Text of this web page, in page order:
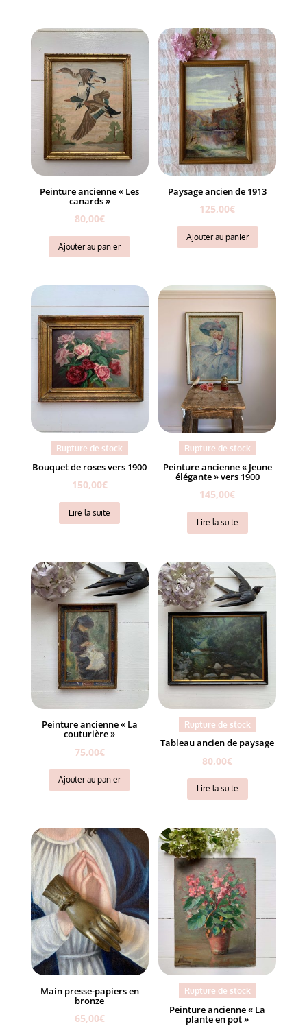
Peinture ancienne « Les
canards »
80,00€
Ajouter au panier
Paysage ancien de 1913
125,00€
Ajouter au panier
Rupture de stock
Bouquet de roses vers 1900
150,00€
Lire la suite
Rupture de stock
Peinture ancienne « Jeune
élégante » vers 1900
145,00€
Lire la suite
Peinture ancienne « La
couturière »
75,00€
Ajouter au panier
Rupture de stock
Tableau ancien de paysage
80,00€
Lire la suite
Main presse-papiers en
bronze
65,00€
Rupture de stock
Peinture ancienne « La
plante en pot »